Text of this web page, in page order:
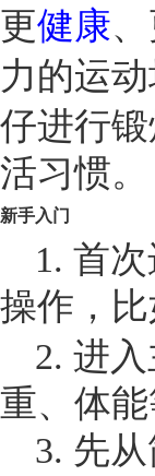
更健康
力的运
仔进行
活习惯。
新手入门
1. 首
操作，比
2. 进
重、体
3. 先